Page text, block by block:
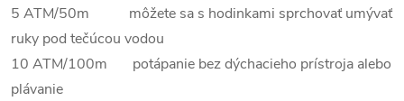
5 ATM/50m môžete sa s hodinkami sprchovať umývať
ruky pod tečúcou vodou
10 ATM/100m potápanie bez dýchacieho prístroja alebo
plávanie